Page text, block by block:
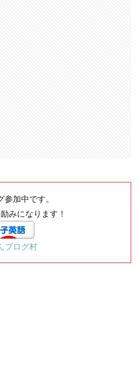
参加中です。
みになります！
ブログ村